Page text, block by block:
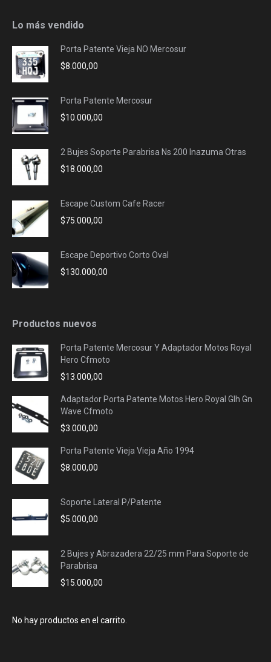
opens
new
window
opens
new
window
opens
new
window
opens
new
window
Lo más vendido
Porta Patente Vieja NO Mercosur
$8.000,00
Porta Patente Mercosur
$10.000,00
2 Bujes Soporte Parabrisa Ns 200 Inazuma Otras
$18.000,00
Escape Custom Cafe Racer
$75.000,00
Escape Deportivo Corto Oval
$130.000,00
Productos nuevos
Porta Patente Mercosur Y Adaptador Motos Royal
Hero Cfmoto
$13.000,00
Adaptador Porta Patente Motos Hero Royal Glh Gn
Wave Cfmoto
$3.000,00
Porta Patente Vieja Vieja Año 1994
$8.000,00
Soporte Lateral P/Patente
$5.000,00
2 Bujes y Abrazadera 22/25 mm Para Soporte de
Parabrisa
$15.000,00
No hay productos en el carrito.